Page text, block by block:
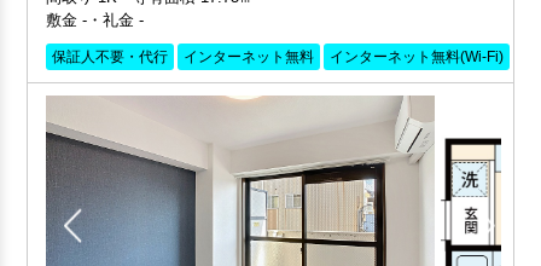
敷金 -・礼金 -
保証人不要・代行 インターネット無料 インターネット無料(Wi-Fi)